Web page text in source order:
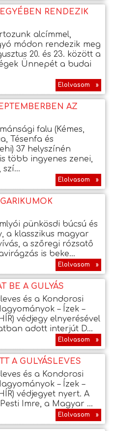
RENDEZIK
alcímmel,
módon rendezik meg
20. és 23. között a
Ünnepét a budai
Elolvasom »
AZ
falu (Kémes,
Tésenfa és
37 helyszínén
több ingyenes zenei,
szí...
Elolvasom »
pünkösdi búcsú és
a klasszikus magyar
a szőregi rózsatő
is beke...
Elolvasom »
BE A GULYÁS
és a Kondorosi
– Ízek –
védjegy elnyerésével
adott interjút D...
Elolvasom »
A GULYÁSLEVES
és a Kondorosi
– Ízek –
védjegyet nyert. A
Imre, a Magyar ...
Elolvasom »